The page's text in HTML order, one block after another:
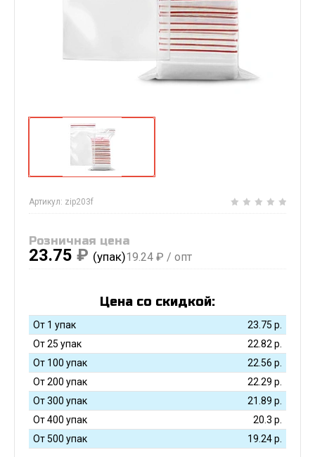
Артикул: zip203f
Розничная цена
23.75 ₽ (упак)19.24 ₽ / опт
Цена со скидкой:
От 1 упак 23.75 р.
От 25 упак
22.82 р.
От 100 упак
22.56 р.
От 200 упак
22.29 р.
От 300 упак
21.89 р.
От 400 упак
20.3 р.
От 500 упак
19.24р.